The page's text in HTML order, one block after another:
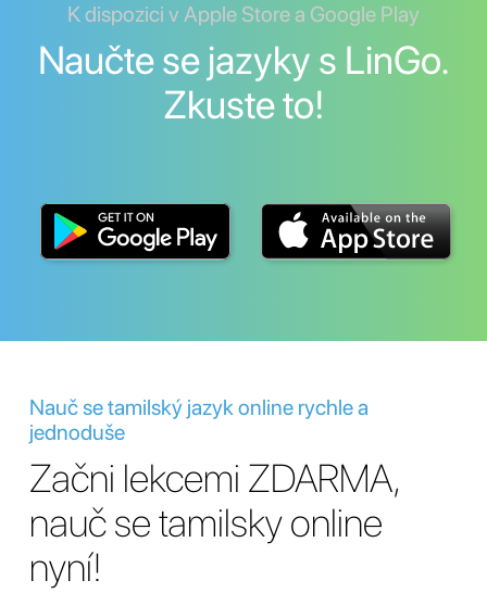
K dispozici v Apple Store a Google Play
Naučte se jazyky s LinGo.
Zkuste to!
Nauč se tamilský jazyk online rychle a
jednoduše
Začni lekcemi ZDARMA,
nauč se tamilsky online
nyní!